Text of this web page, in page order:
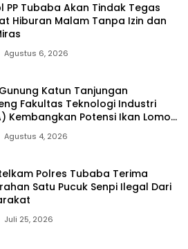
PP Tubaba Akan Tindak Tegas
Hiburan Malam Tanpa Izin dan
Agustus 6, 2026
Katun Tanjungan
Fakultas Teknologi Industri
Kembangkan Potensi Ikan Lomou
Prodak Unggulan
Agustus 4, 2026
Polres Tubaba Terima
Satu Pucuk Senpi Ilegal Dari
Juli 25, 2026